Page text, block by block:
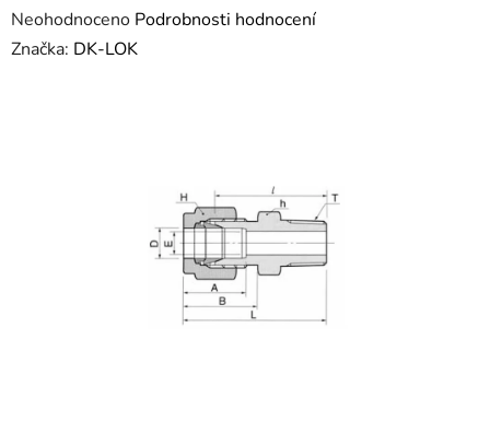
Průměrné
hodnocení
Neohodnoceno Podrobnosti hodnocení
Značka: DK-LOK